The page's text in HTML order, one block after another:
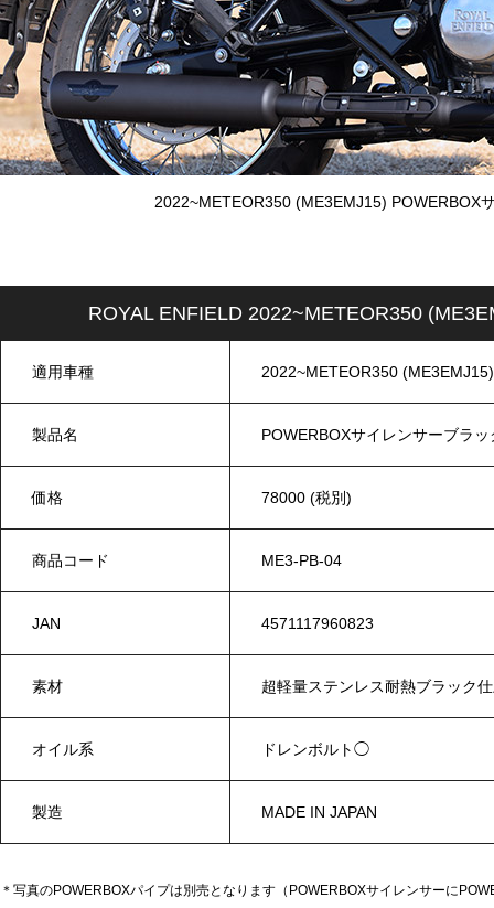
2022~METEOR350 (ME3EMJ15) POWERBOX
ROYAL ENFIELD 2022~METEOR350
適用車種 2022~METEOR350 (ME3EMJ15)
製品名 POWERBOXサイレンサーブラ
価格 78000 (税別)
商品コード ME3-PB-04
JAN 4571117960823
素材 超軽量ステンレス耐熱ブラック
オイル系 ドレンボルト◯
製造 MADE IN JAPAN
＊写真のPOWERBOXパイプは別売となります（POWERBOXサイレンサーに